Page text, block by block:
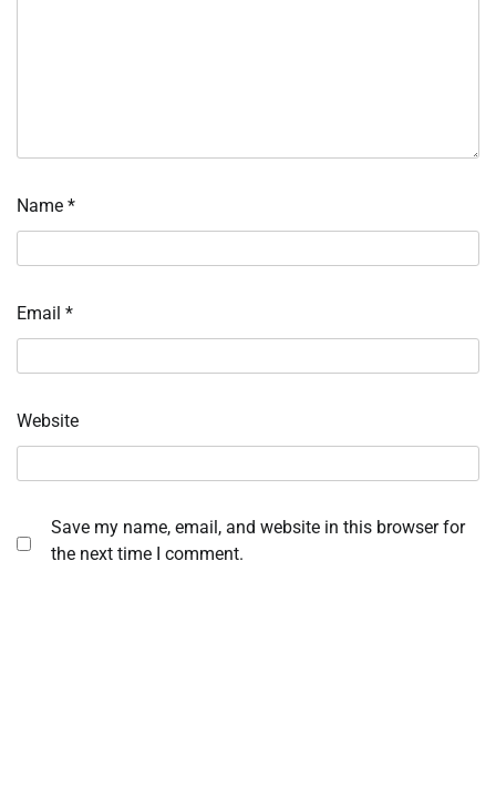
Name *
Email *
Website
Save my name, email, and website in this browser for
the next time I comment.